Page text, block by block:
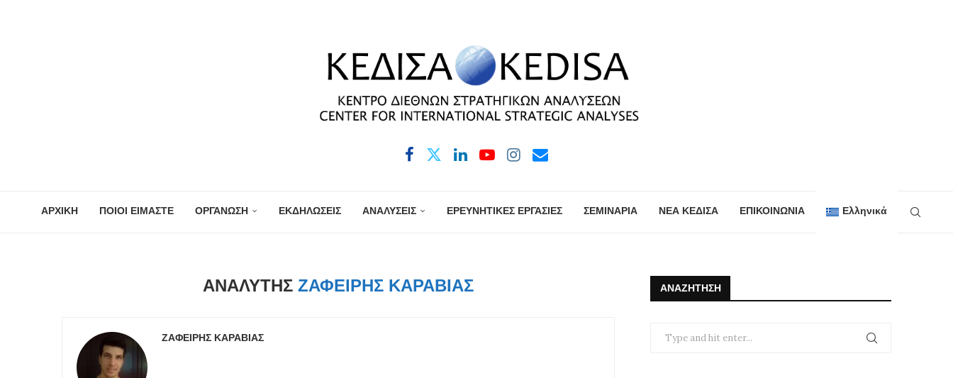
ΑΡΧΙΚΗ ΠΟΙΟΙ ΕΙΜΑΣΤΕ ΟΡΓΑΝΩΣΗ ΕΚΔΗΛΩΣΕΙΣ ΑΝΑΛΥΣΕΙΣ ΕΡΕΥΝΗΤΙΚΕΣ ΕΡΓΑΣΙΕΣ ΣΕΜΙΝΑΡΙΑ ΝΕΑ ΚΕΔΙΣΑ ΕΠΙΚΟΙΝΩΝΙΑ Ελληνικά
ΑΝΑΛΥΤΉΣ ΖΑΦΕΊΡΗΣ ΚΑΡΑΒΊΑΣ
ΖΑΦΕΊΡΗΣ ΚΑΡΑΒΊΑΣ
ΑΝΑΖΉΤΗΣΗ